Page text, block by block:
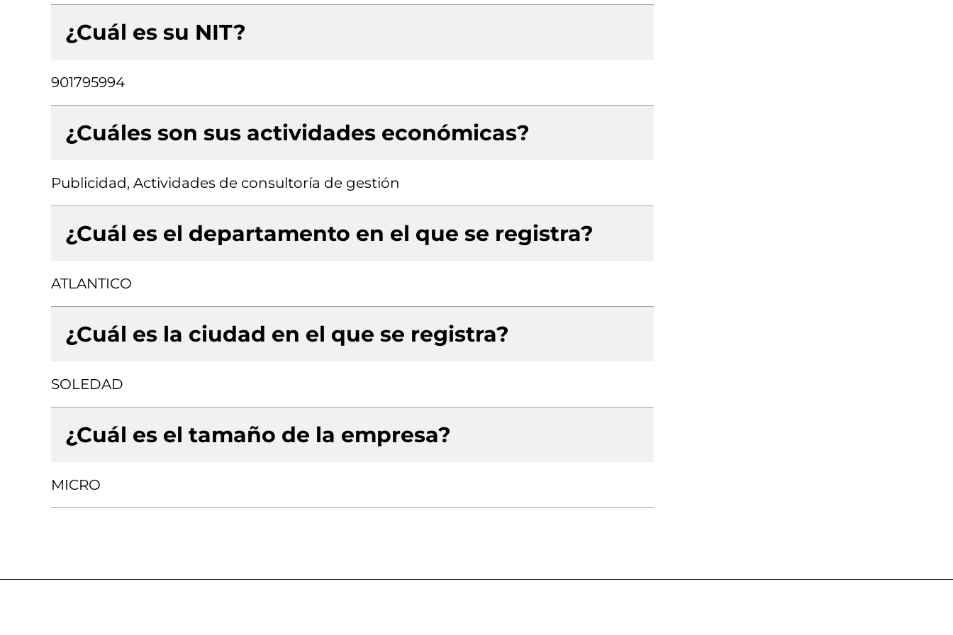
¿Cuál es su NIT?
901795994
¿Cuáles son sus actividades económicas?
Publicidad, Actividades de consultoría de gestión
¿Cuál es el departamento en el que se registra?
ATLANTICO
¿Cuál es la ciudad en el que se registra?
SOLEDAD
¿Cuál es el tamaño de la empresa?
MICRO